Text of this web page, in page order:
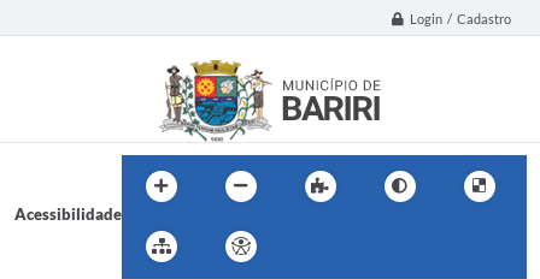
Login / Cadastro
Acessibilidade